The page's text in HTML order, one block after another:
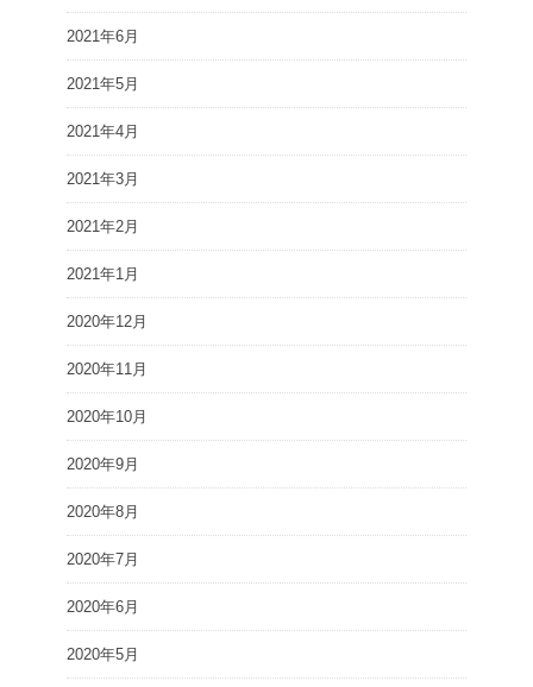
2021年6月
2021年5月
2021年4月
2021年3月
2021年2月
2021年1月
2020年12月
2020年11月
2020年10月
2020年9月
2020年8月
2020年7月
2020年6月
2020年5月